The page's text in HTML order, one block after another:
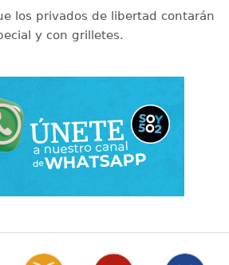
los privados de libertad contarán
y con grilletes.